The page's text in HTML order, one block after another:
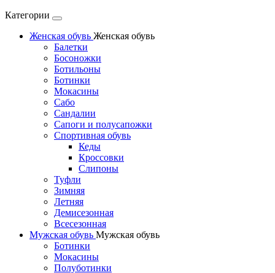
Категории
Женская обувь Женская обувь
Балетки
Босоножки
Ботильоны
Ботинки
Мокасины
Сабо
Сандалии
Сапоги и полусапожки
Спортивная обувь
Кеды
Кроссовки
Слипоны
Туфли
Зимняя
Летняя
Демисезонная
Всесезонная
Мужская обувь Мужская обувь
Ботинки
Мокасины
Полуботинки